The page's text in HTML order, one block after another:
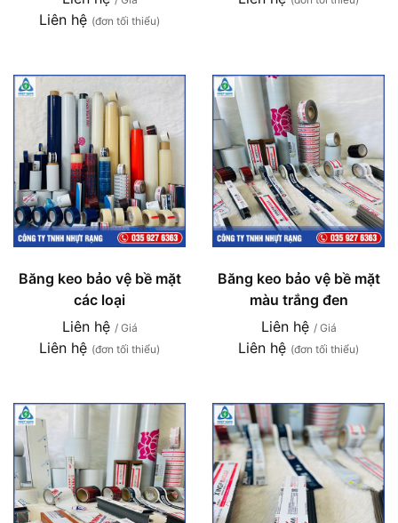
Liên hệ (đơn tối thiểu)
Băng keo bảo vệ bề mặt
các loại
Liên hệ / Giá
Liên hệ (đơn tối thiểu)
Băng keo bảo vệ bề mặt
màu trắng đen
Liên hệ / Giá
Liên hệ (đơn tối thiểu)